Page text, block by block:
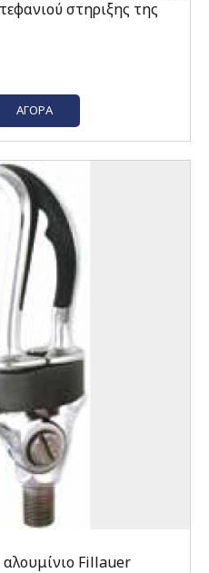
στηριξης της
ΑΓΟΡΆ
Fillauer